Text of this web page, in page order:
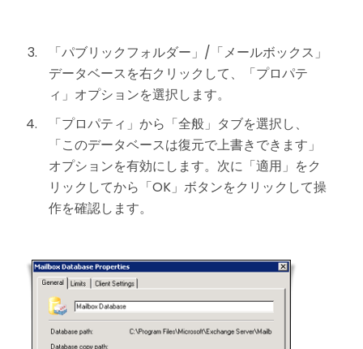
「パブリックフォルダー」/「メールボックス」
データベースを右クリックして、「プロパテ
ィ」オプションを選択します。
「プロパティ」から「全般」タブを選択し、
「このデータベースは復元で上書きできます」
オプションを有効にします。次に「適用」をク
リックしてから「OK」ボタンをクリックして操
作を確認します。